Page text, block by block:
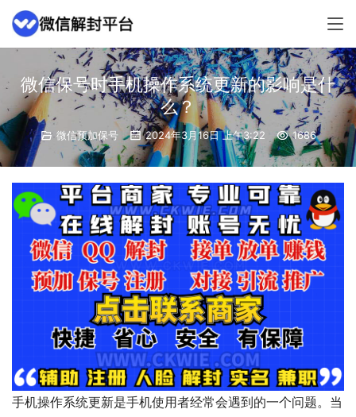
微信保号时手机操作系统更新的影响是什
么？
微信预加保号 2024年3月16日 上午3:22 1686
手机操作系统更新是手机使用者经常会遇到的一个问题。当